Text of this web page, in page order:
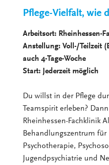
Pflege-Vielfalt, wie
Arbeitsort: Rheinhessen-
Anstellung: Voll-/Teilzeit
auch 4-Tage-Woche
Start: Jederzeit möglich
Du willst in der Pflege
Teamspirit erleben?
Rheinhessen-Fachklinik
Behandlungszentrum für
Psychotherapie,
Jugendpsychiatrie und